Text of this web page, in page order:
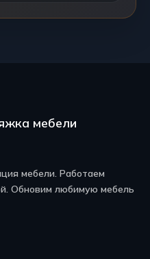
мебели
мебели. Работаем
Обновим любимую мебель